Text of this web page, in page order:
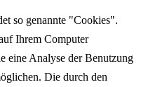
so genannte "Cookies".
Ihrem Computer
eine Analyse der Benutzung
Die durch den